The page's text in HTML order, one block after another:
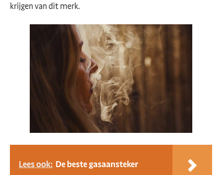
krijgen van dit merk.
Lees ook: De beste gasaansteker